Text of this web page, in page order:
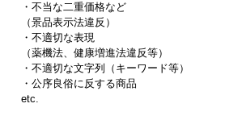
・不当な二重価格など
（景品表示法違反）
・不適切な表現
（薬機法、健康増進法違反等）
・不適切な文字列（キーワード等）
・公序良俗に反する商品
etc.